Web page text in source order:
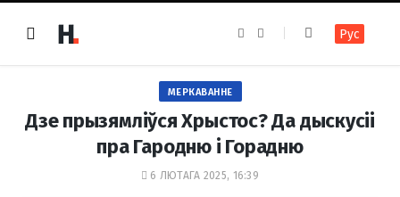
e
k
t
a
m
Рус
МЕРКАВАННЕ
Дзе прызямліўся Хрыстос? Да дыскусіі
пра Гародню і Горадню
6 ЛЮТАГА 2025, 16:39